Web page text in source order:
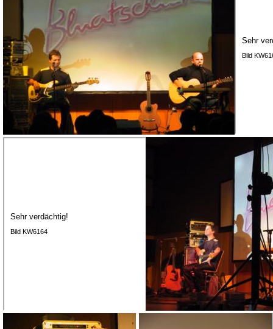
Sehr
Bild
Sehr verdächtig!
Bild KW6164